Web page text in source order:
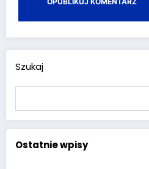
Szukaj
Ostatnie wpisy